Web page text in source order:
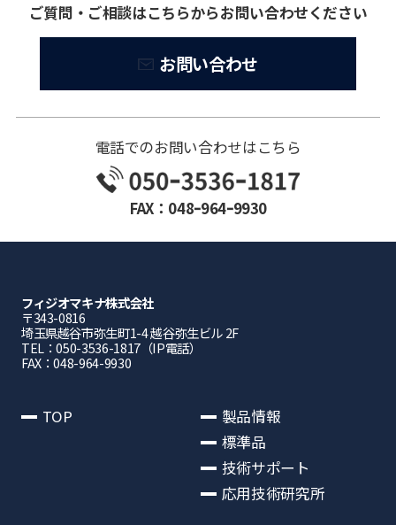
ご質問・ご相談はこちらからお問い合わせください
お問い合わせ
電話でのお問い合わせはこちら
FAX：048ｰ964ｰ9930
フィジオマキナ株式会社
〒343-0816
埼⽟県越⾕市弥⽣町1-4 越⾕弥⽣ビル 2F
TEL：050-3536-1817（IP電話）
FAX：048-964-9930
TOP
製品情報
標準品
技術サポート
応用技術研究所